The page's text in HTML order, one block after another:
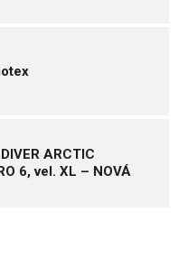
ARCTIC
6, vel. XL – NOVÁ